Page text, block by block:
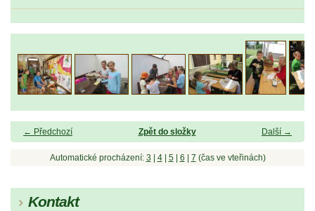
← Předchozí Další →
Zpět do složky
Automatické procházení: 3 4| 5| 6 7 (čas ve vteřinách)
Kontakt